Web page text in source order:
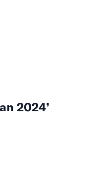
2024’